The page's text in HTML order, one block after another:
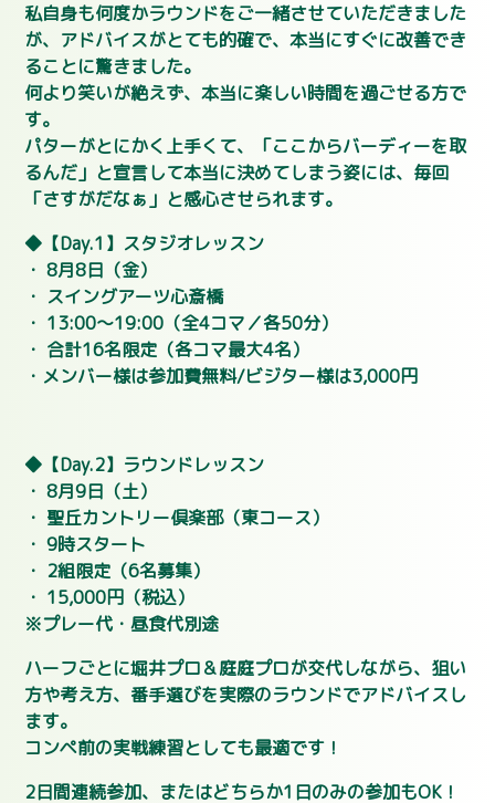
私自身も何度かラウンドをご一緒させていただきました
が、アドバイスがとても的確で、本当にすぐに改善でき
ることに驚きました。
何より笑いが絶えず、本当に楽しい時間を過ごせる方で
す。
パターがとにかく上手くて、「ここからバーディーを取
るんだ」と宣言して本当に決めてしまう姿には、毎回
「さすがだなぁ」と感心させられます。
◆【Day.1】スタジオレッスン
・ 8月8日（金）
・ スイングアーツ心斎橋
・ 13:00〜19:00（全4コマ／各50分）
・ 合計16名限定（各コマ最大4名）
・メンバー様は参加費無料/ビジター様は3,000円
◆【Day.2】ラウンドレッスン
・ 8月9日（土）
・ 聖丘カントリー倶楽部（東コース）
・ 9時スタート
・ 2組限定（6名募集）
・ 15,000円（税込）
※プレー代・昼食代別途
ハーフごとに堀井プロ＆庭庭プロが交代しながら、狙い
方や考え方、番手選びを実際のラウンドでアドバイスし
ます。
コンペ前の実戦練習としても最適です！
2日間連続参加、またはどちらか1日のみの参加もOK！